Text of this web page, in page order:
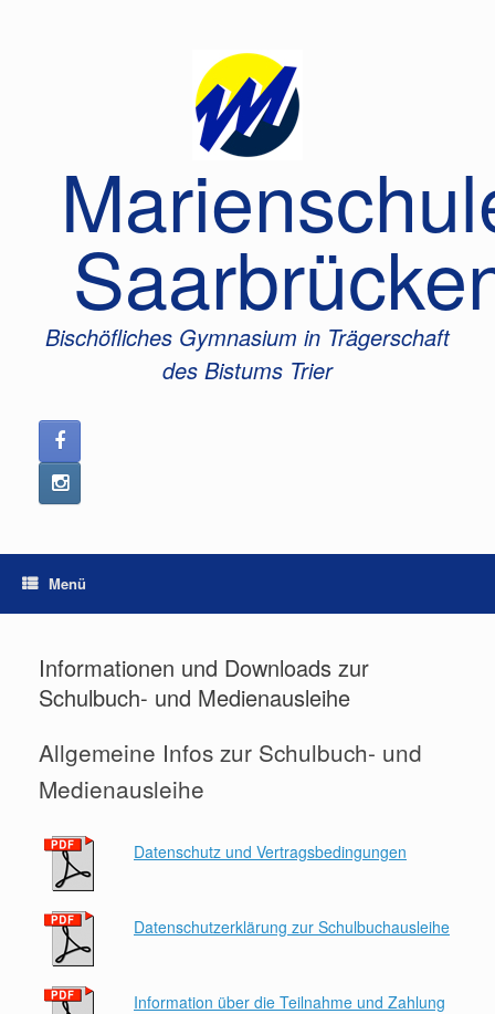
Bischöfliches Gymnasium in Trägerschaft
des Bistums Trier
Menü
Informationen und Downloads zur
Schulbuch- und Medienausleihe
Allgemeine Infos zur Schulbuch- und
Medienausleihe
Datenschutz und Vertragsbedingungen
Datenschutzerklärung zur Schulbuchausleihe
Information über die Teilnahme und Zahlung